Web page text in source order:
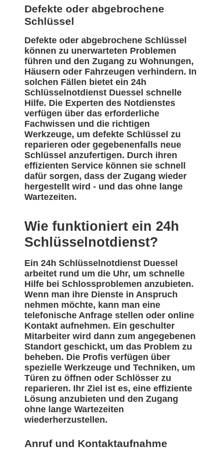
Defekte oder abgebrochene
Schlüssel
Defekte oder abgebrochene Schlüssel
können zu unerwarteten Problemen
führen und den Zugang zu Wohnungen,
Häusern oder Fahrzeugen verhindern. In
solchen Fällen bietet ein 24h
Schlüsselnotdienst Duessel schnelle
Hilfe. Die Experten des Notdienstes
verfügen über das erforderliche
Fachwissen und die richtigen
Werkzeuge, um defekte Schlüssel zu
reparieren oder gegebenenfalls neue
Schlüssel anzufertigen. Durch ihren
effizienten Service können sie schnell
dafür sorgen, dass der Zugang wieder
hergestellt wird - und das ohne lange
Wartezeiten.
Wie funktioniert ein 24h
Schlüsselnotdienst?
Ein 24h Schlüsselnotdienst Duessel
arbeitet rund um die Uhr, um schnelle
Hilfe bei Schlossproblemen anzubieten.
Wenn man ihre Dienste in Anspruch
nehmen möchte, kann man eine
telefonische Anfrage stellen oder online
Kontakt aufnehmen. Ein geschulter
Mitarbeiter wird dann zum angegebenen
Standort geschickt, um das Problem zu
beheben. Die Profis verfügen über
spezielle Werkzeuge und Techniken, um
Türen zu öffnen oder Schlösser zu
reparieren. Ihr Ziel ist es, eine effiziente
Lösung anzubieten und den Zugang
ohne lange Wartezeiten
wiederherzustellen.
Anruf und Kontaktaufnahme